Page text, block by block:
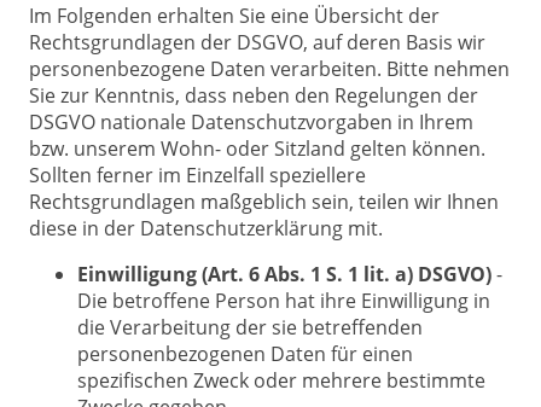
Im Folgenden erhalten Sie eine Übersicht der
Rechtsgrundlagen der DSGVO, auf deren Basis wir
personenbezogene Daten verarbeiten. Bitte nehmen
Sie zur Kenntnis, dass neben den Regelungen der
DSGVO nationale Datenschutzvorgaben in Ihrem
bzw. unserem Wohn- oder Sitzland gelten können.
Sollten ferner im Einzelfall speziellere
Rechtsgrundlagen maßgeblich sein, teilen wir Ihnen
diese in der Datenschutzerklärung mit.
Einwilligung (Art. 6 Abs. 1 S. 1 lit. a) DSGVO)-
Die betroffene Person hat ihre Einwilligung in
die Verarbeitung der sie betreffenden
personenbezogenen Daten für einen
spezifischen Zweck oder mehrere bestimmte